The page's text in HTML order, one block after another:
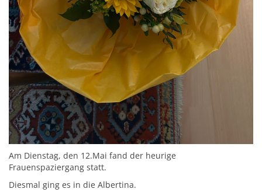
Am Dienstag, den 12.Mai fand der heurige
Frauenspaziergang statt.
Diesmal ging es in die Albertina.